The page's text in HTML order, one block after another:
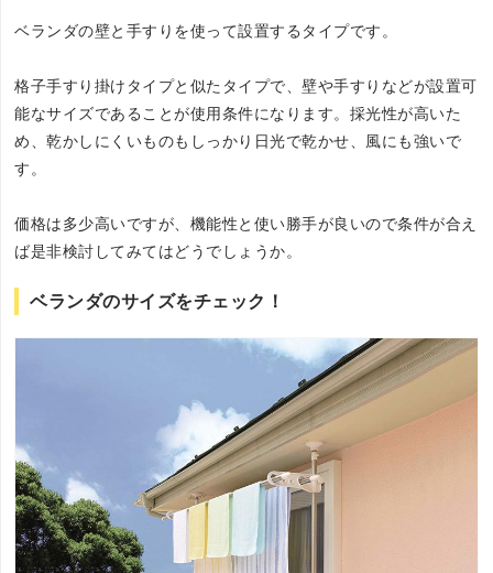
ベランダの壁と手すりを使って設置するタイプです。
格子手すり掛けタイプと似たタイプで、壁や手すりなどが設置可
能なサイズであることが使用条件になります。採光性が高いた
め、乾かしにくいものもしっかり日光で乾かせ、風にも強いで
す。
価格は多少高いですが、機能性と使い勝手が良いので条件が合え
ば是非検討してみてはどうでしょうか。
ベランダのサイズをチェック！